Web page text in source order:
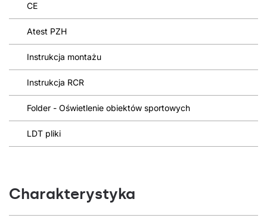
CE
Atest PZH
Instrukcja montażu
Instrukcja RCR
Folder - Oświetlenie obiektów sportowych
LDT pliki
Charakterystyka